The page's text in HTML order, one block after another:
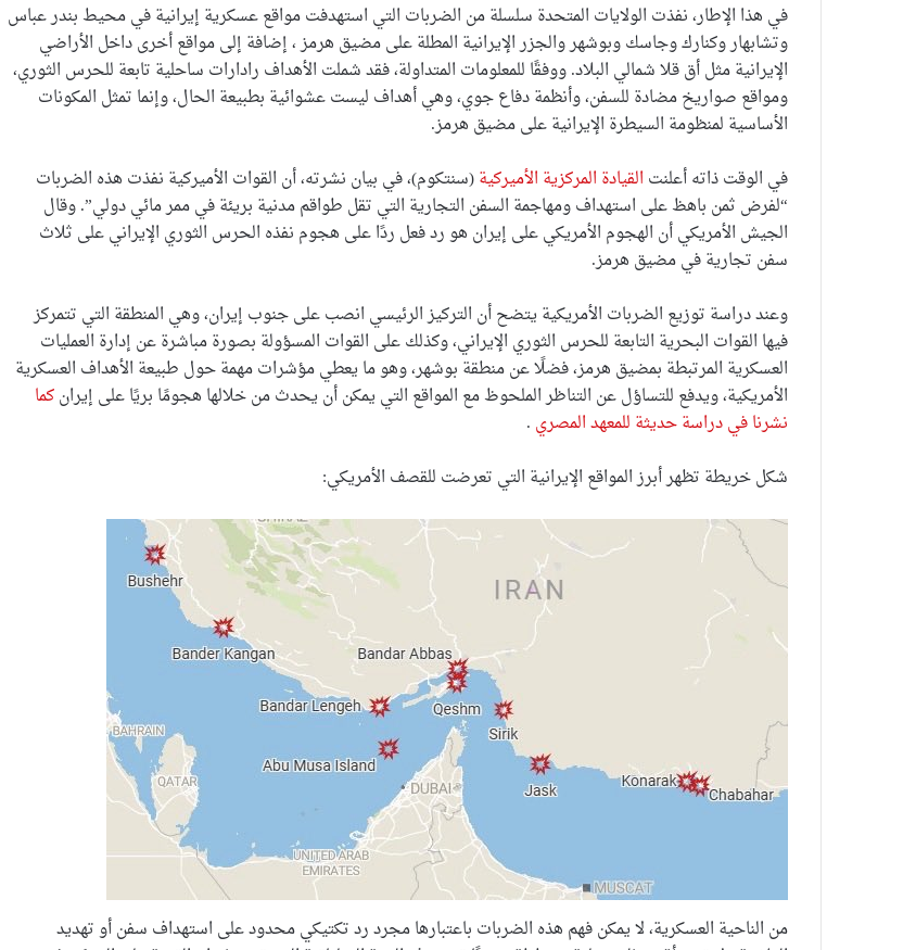
في هذا الإطار، نفذت الولايات المتحدة سلسلة من الضربات التي استهدفت مواقع عسكرية إيرانية في محيط بندر عباس
وتشابهار وكنارك وجاسك وبوشهر والجزر الإيرانية المطلة على مضيق هرمز ، إضافة إلى مواقع أخرى داخل الأراضي
الإيرانية مثل أق قلا شمالي البلاد. ووفقًا للمعلومات المتداولة، فقد شملت الأهداف رادارات ساحلية تابعة للحرس الثوري،
ومواقع صواريخ مضادة للسفن، وأنظمة دفاع جوي، وهي أهداف ليست عشوائية بطبيعة الحال، وإنما تمثل المكونات
الأساسية لمنظومة السيطرة الإيرانية على مضيق هرمز.
في الوقت ذاته أعلنت القيادة المركزية الأميركية(سنتكوم)، في بيان نشرته، أن القوات الأميركية نفذت هذه الضربات
“لفرض ثمن باهظ على استهداف ومهاجمة السفن التجارية التي تقل طواقم مدنية بريئة في ممر مائي دولي”. وقال
الجيش الأمريكي أن الهجوم الأمريكي على إيران هو رد فعل ردًا على هجوم نفذه الحرس الثوري الإيراني على ثلاث
سفن تجارية في مضيق هرمز.
وعند دراسة توزيع الضربات الأمريكية يتضح أن التركيز الرئيسي انصب على جنوب إيران، وهي المنطقة التي تتمركز
فيها القوات البحرية التابعة للحرس الثوري الإيراني، وكذلك على القوات المسؤولة بصورة مباشرة عن إدارة العمليات
العسكرية المرتبطة بمضيق هرمز، فضلًا عن منطقة بوشهر، وهو ما يعطي مؤشرات مهمة حول طبيعة الأهداف العسكرية
الأمريكية، ويدفع للتساؤل عن التناظر الملحوظ مع المواقع التي يمكن أن يحدث من خلالها هجومًا بريًا على إيرانكما
نشرنا في دراسة حديثة للمعهد المصري .
شكل خريطة تظهر أبرز المواقع الإيرانية التي تعرضت للقصف الأمريكي:
من الناحية العسكرية، لا يمكن فهم هذه الضربات باعتبارها مجرد رد تكتيكي محدود على استهداف سفن أو تهديد